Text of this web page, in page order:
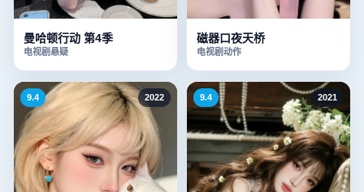
曼哈顿行动 第4季
电视剧悬疑
磁器口夜天桥
电视剧动作
9.4 2022 9.4 2021